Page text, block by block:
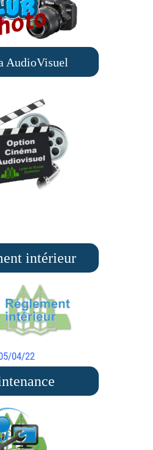
AudioVisuel
intérieur
04/22